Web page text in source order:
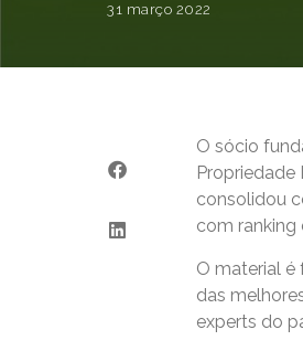
31 março 2022
O sócio
Propriedade
consolidou
com ranking
O material é
das
experts do